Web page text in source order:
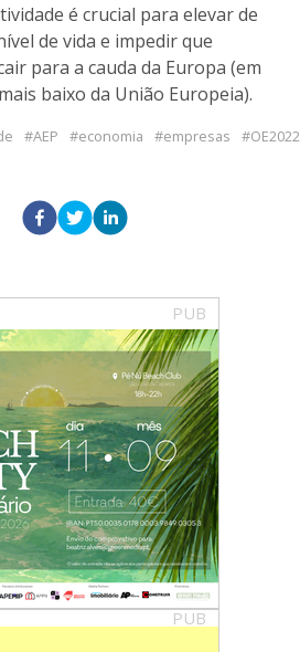
é crucial para elevar de
de vida e impedir que
para a cauda da Europa (em
baixo da União Europeia).
AEP economia empresas OE2022
PUB
PUB